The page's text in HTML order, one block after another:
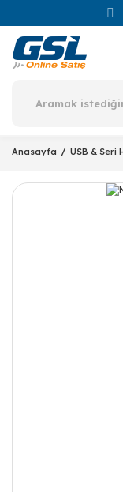
Anasayfa USB & Seri